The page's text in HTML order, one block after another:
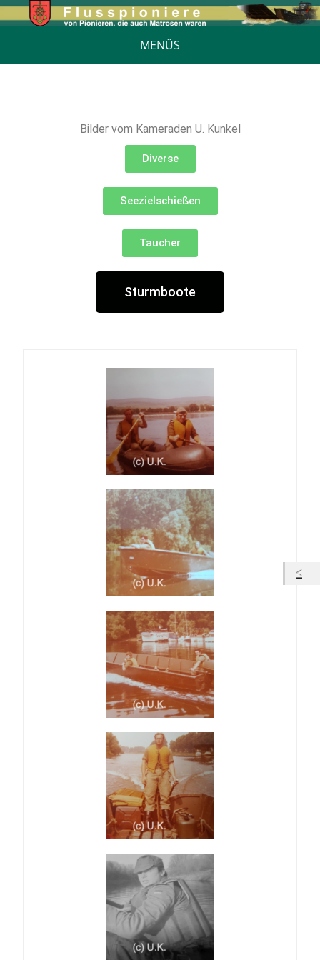
MENÜS
Bilder vom Kameraden U. Kunkel
Diverse
Seezielschießen
Taucher
Sturmboote